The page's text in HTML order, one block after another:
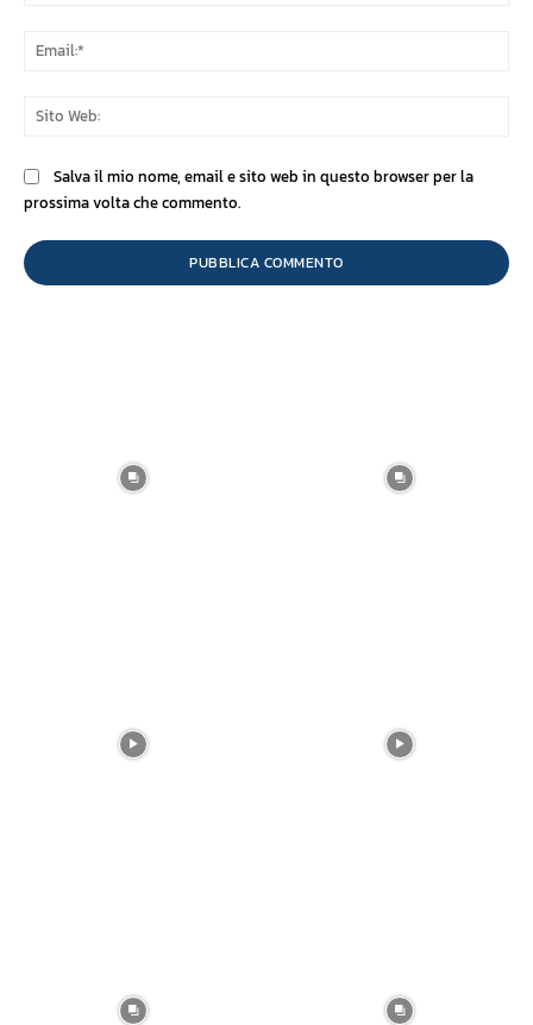
Salva il mio nome, email e sito web in questo browser per la
prossima volta che commento.